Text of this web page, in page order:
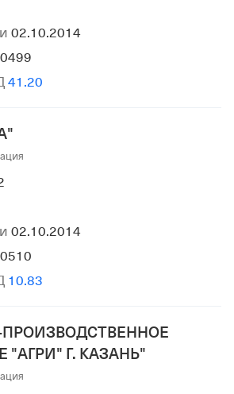
02.10.2014
41.20
02.10.2014
10.83
Г. КАЗАНЬ"